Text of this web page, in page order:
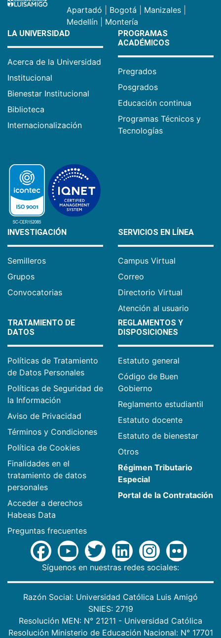
Apartadó Bogotá Manizales
Medellín
Montería
LA UNIVERSIDAD
Acerca de la Universidad
Institucional
Bienestar Institucional
Biblioteca
Internacionalización
PROGRAMAS
ACADÉMICOS
Pregrados
Posgrados
Educación continua
Programas Técnicos y
Tecnologías
INVESTIGACIÓN
Semilleros
Grupos
Convocatorias
SERVICIOS EN LÍNEA
Campus Virtual
Correo
Directorio Virtual
Atención al usuario
TRATAMIENTO DE
DATOS
Políticas de Tratamiento
de Datos Personales
Políticas de Seguridad de
la Información
Aviso de Privacidad
Términos y Condiciones
Política de Cookies
Finalidades en el
tratamiento de datos
personales
Acceder a derechos
Habeas Data
Preguntas frecuentes
REGLAMENTOS Y
DISPOSICIONES
Estatuto general
Código de Buen
Gobierno
Reglamento estudiantil
Estatuto docente
Estatuto de bienestar
Otros
Régimen Tributario
Especial
Portal de la Contratación
Síguenos en nuestras redes sociales:
Razón Social: Universidad Católica Luis Amigó
SNIES: 2719
Resolución MEN: N° 21211 - Universidad Católica
Resolución Ministerio de Educación Nacional: N° 17701